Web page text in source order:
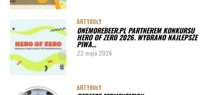
Pędy chmielu – danie ekskluzywne
PORADY
Jak działa instalacja do wyszynku piwa w barze
ARTYKUŁY
ONEMOREBEER.PL PARTNEREM KONKURSU
HERO OF ZERO 2026. WYBRANO NAJLEPSZE
PIWA…
22 maja 2026
ARTYKUŁY